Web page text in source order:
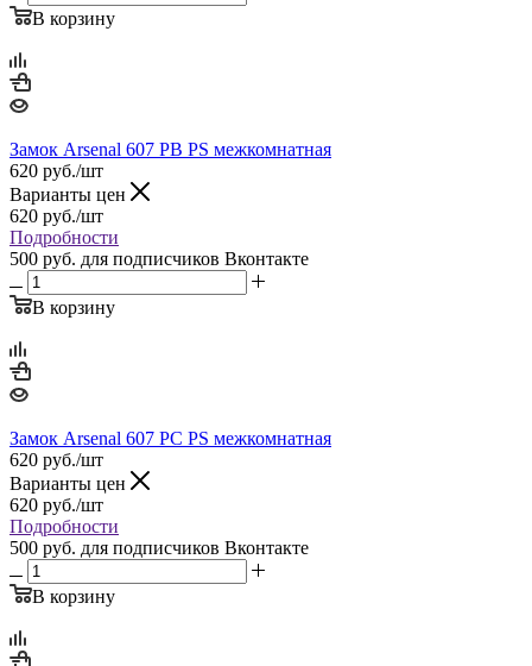
В корзину
Замок Arsenal 607 PB PS межкомнатная
620 руб./шт
Варианты цен
620 руб./шт
Подробности
500 руб. для подписчиков Вконтакте
В корзину
Замок Arsenal 607 PC PS межкомнатная
620 руб./шт
Варианты цен
620 руб./шт
Подробности
500 руб. для подписчиков Вконтакте
В корзину